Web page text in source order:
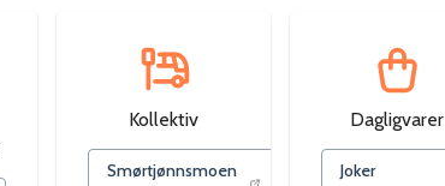
Kollektiv
Smørtjønnsmoen
Dagligvarer
Joker